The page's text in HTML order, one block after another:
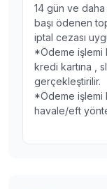
14 gün ve
başı ödenen
iptal cezası
*Ödeme işlemi
kredi kartına ,
gerçekleştirilir.
*Ödeme işlemi
havale/eft